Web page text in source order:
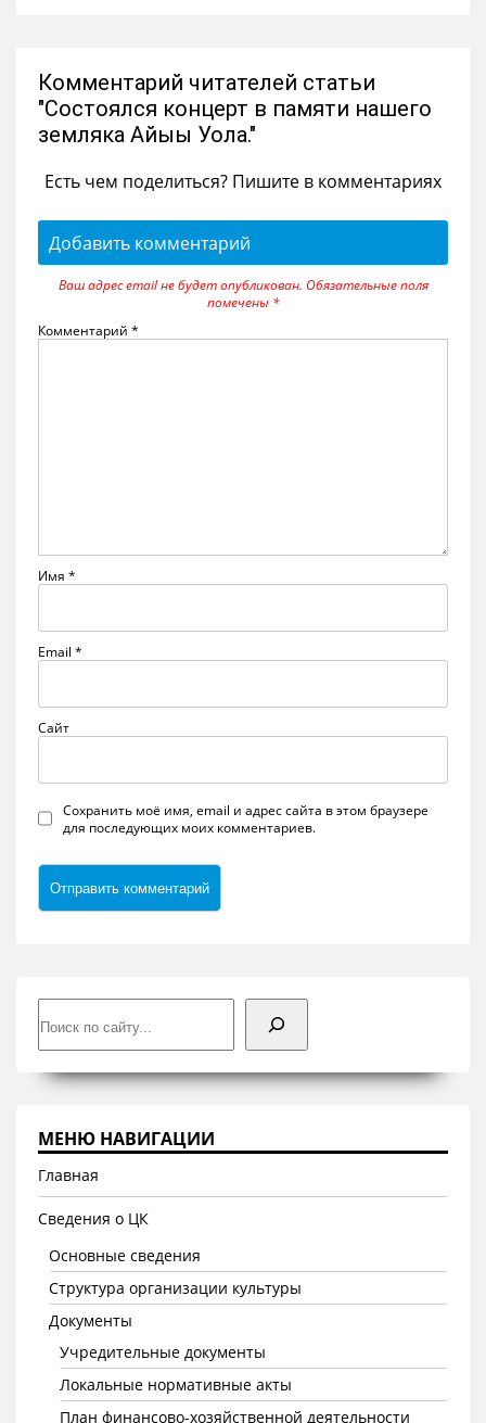
Комментарий читателей статьи
"Состоялся концерт в памяти нашего
земляка Айыы Уола."
Есть чем поделиться? Пишите в комментариях
Добавить комментарий
Ваш адрес email не будет опубликован. Обязательные поля
помечены *
Комментарий *
Имя *
Email *
Сайт
Сохранить моё имя, email и адрес сайта в этом браузере
для последующих моих комментариев.
МЕНЮ НАВИГАЦИИ
Главная
Сведения о ЦК
Основные сведения
Структура организации культуры
Документы
Учредительные документы
Локальные нормативные акты
План финансово-хозяйственной деятельности